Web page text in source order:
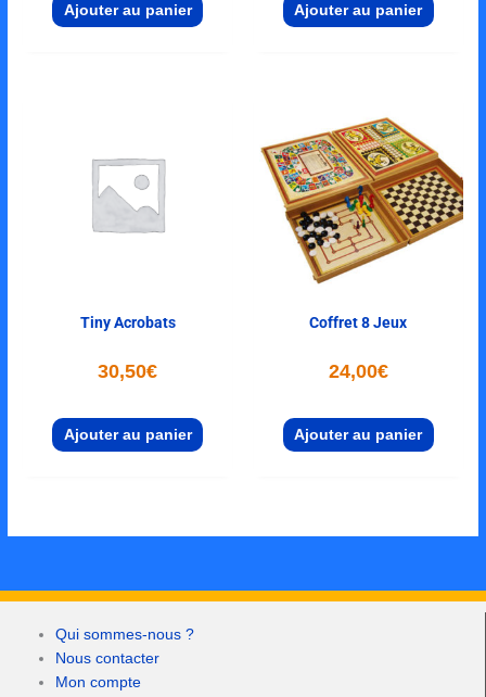
Ajouter au panier Ajouter au panier
Tiny Acrobats
30,50€
Ajouter au panier
Coffret 8 Jeux
24,00€
Ajouter au panier
Qui sommes-nous ?
Nous contacter
Mon compte